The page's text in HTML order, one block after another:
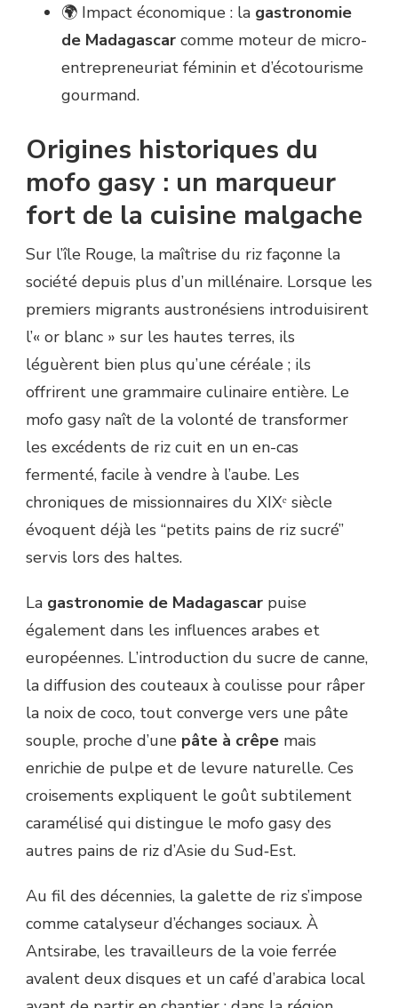
🌍 Impact économique : la gastronomie
de Madagascar comme moteur de micro-
entrepreneuriat féminin et d’écotourisme
gourmand.
Origines historiques du
mofo gasy : un marqueur
fort de la cuisine malgache
Sur l’île Rouge, la maîtrise du riz façonne la
société depuis plus d’un millénaire. Lorsque les
premiers migrants austronésiens introduisirent
l’« or blanc » sur les hautes terres, ils
léguèrent bien plus qu’une céréale ; ils
offrirent une grammaire culinaire entière. Le
mofo gasy naît de la volonté de transformer
les excédents de riz cuit en un en-cas
fermenté, facile à vendre à l’aube. Les
chroniques de missionnaires du XIXᵉ siècle
évoquent déjà les “petits pains de riz sucré”
servis lors des haltes.
La gastronomie de Madagascar puise
également dans les influences arabes et
européennes. L’introduction du sucre de canne,
la diffusion des couteaux à coulisse pour râper
la noix de coco, tout converge vers une pâte
souple, proche d’une pâte à crêpe mais
enrichie de pulpe et de levure naturelle. Ces
croisements expliquent le goût subtilement
caramélisé qui distingue le mofo gasy des
autres pains de riz d’Asie du Sud‐Est.
Au fil des décennies, la galette de riz s’impose
comme catalyseur d’échanges sociaux. À
Antsirabe, les travailleurs de la voie ferrée
avalent deux disques et un café d’arabica local